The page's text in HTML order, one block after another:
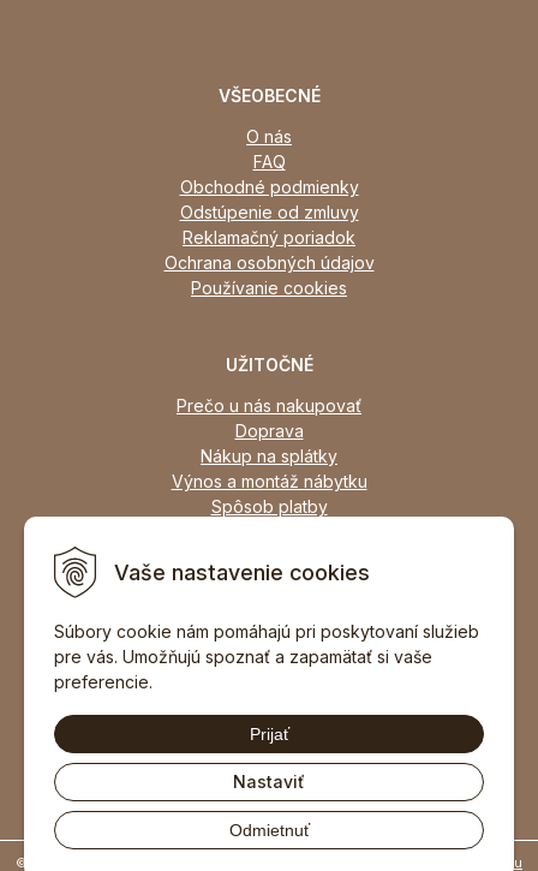
Vaše nastavenie cookies
Súbory cookie nám pomáhajú pri poskytovaní služieb
pre vás. Umožňujú spoznať a zapamätať si vaše
preferencie.
Prijať
Nastaviť
Odmietnuť
VŠEOBECNÉ
O nás
FAQ
Obchodné podmienky
Odstúpenie od zmluvy
Reklamačný poriadok
Ochrana osobných údajov
Používanie cookies
UŽITOČNÉ
Prečo u nás nakupovať
Doprava
Nákup na splátky
Výnos a montáž nábytku
Spôsob platby
Zariadime všetky typy interiérov
DOPORUČIŤ ZNÁMEMU
© 2026 Nábytok Profi, Považská Bystrica - nábytok skladom • tvorba eshopu